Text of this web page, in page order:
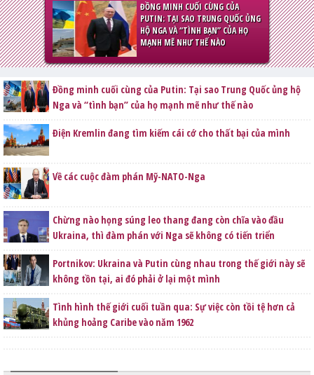
ĐỒNG MINH CUỐI CÙNG CỦA
PUTIN: TẠI SAO TRUNG QUỐC ỦNG
HỘ NGA VÀ “TÌNH BẠN” CỦA HỌ
MẠNH MẼ NHƯ THẾ NÀO
Đồng minh cuối cùng của Putin: Tại sao Trung Quốc ủng hộ
Nga và “tình bạn” của họ mạnh mẽ như thế nào
Điện Kremlin đang tìm kiếm cái cớ cho thất bại của mình
Về các cuộc đàm phán Mỹ-NATO-Nga
Chừng nào họng súng leo thang đang còn chĩa vào đầu
Ukraina, thì đàm phán với Nga sẽ không có tiến triển
Portnikov: Ukraina và Putin cùng nhau trong thế giới này sẽ
không tồn tại, ai đó phải ở lại một mình
Tình hình thế giới cuối tuần qua: Sự việc còn tồi tệ hơn cả
khủng hoảng Caribe vào năm 1962